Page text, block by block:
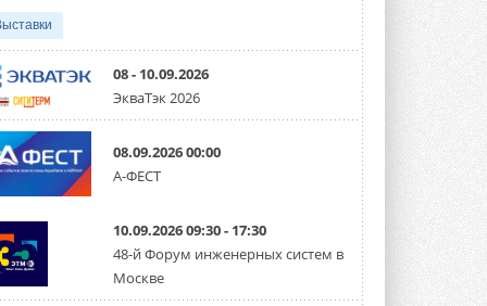
партнёрство за Уралом
Президент Омского землячества в
Москве Михаил Тимошенко посетил
Омск с трёхдневным рабочим визитом ...
31 ИЮЛЯ 2026
Carrier модернизирует
флагманский чиллер AquaEdge
работающую на хладагенте R1234ze ...
31 ИЮЛЯ 2026
Mitsubishi расширяет
08 - 10.09.2026
ЭкваТэк 2026
08.09.2026 00:00
А-ФЕСТ
10.09.2026 09:30 - 17:30
48-й Форум инженерных систем в
Москве